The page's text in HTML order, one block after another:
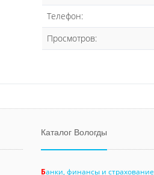
Телефон:
Просмотров:
Каталог Вологды
Банки, финансы и страхование